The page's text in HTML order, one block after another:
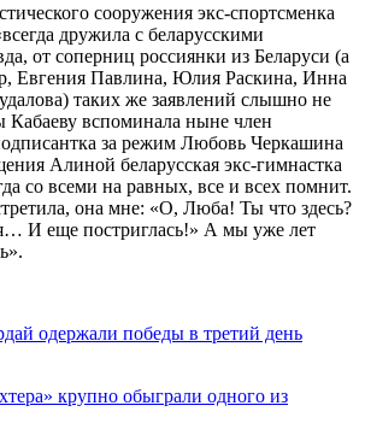
сооружения экс-спортсменка
дружила с беларусскими
от соперниц россиянки из Беларуси (а
Евгения Павлина, Юлия Раскина, Инна
таких же заявлений слышно не
вспоминала ныне член
за режим Любовь Черкашина
Алиной беларусская экс-гимнастка
со всеми на равных, все и всех помнит.
она мне: «О, Люба! Ты что здесь?
И еще постриглась!» А мы уже лет
одержали победы в третий день
крупно обыграли одного из